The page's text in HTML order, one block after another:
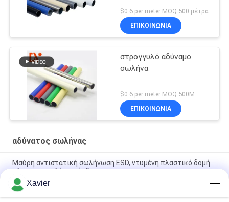
$0.6 per meter MOQ:500 μέτρα.
ΕΠΙΚΟΙΝΩΝΊΑ
στρογγυλό αδύναμο
σωλήνα
$0.6 per meter MOQ:500M
ΕΠΙΚΟΙΝΩΝΊΑ
αδύνατος σωλήνας
Μαύρη αντιστατική σωλήνωση ESD, ντυμένη πλαστικό δομή
πλαισίων σωλήνων όρθια
Ντυμένη πλαστικό απόδειξη 28mm σκουριάς σωλήνων ESD
διάμετρος για την εύκαμπτη δομή
Xavier